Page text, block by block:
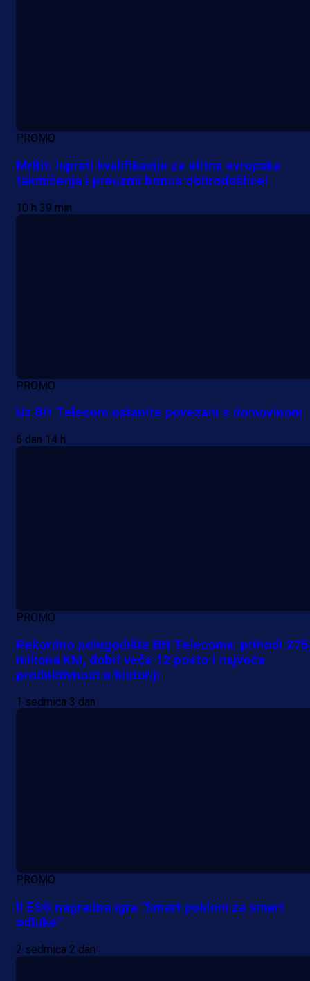
PROMO
MrBit: Isprati kvalifikacije za elitna evropska
takmičenja i preuzmi bonus dobrodošlice!
10 h 39 min
PROMO
Uz BH Telecom ostanite povezani s domovinom
6 dan 14 h
PROMO
Rekordno polugodište BH Telecoma: prihodi
miliona KM, dobit veća 12 posto i najveća
produktivnost u historiji
1 sedmica 3 dan
PROMO
II ESG nagradna igra "Smart pokloni za smart
odluke"
2 sedmica 2 dan